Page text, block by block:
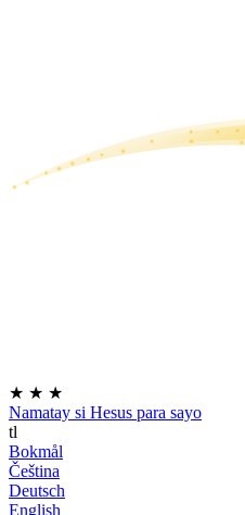
★ ★ ★
Namatay si Hesus para sayo
tl
Bokmål
Čeština
Deutsch
English